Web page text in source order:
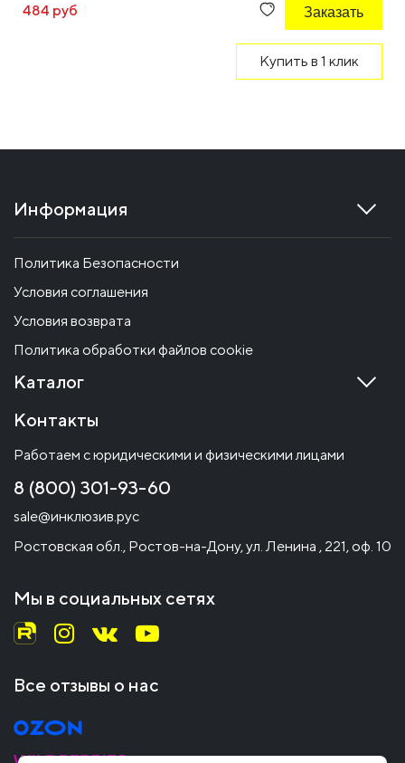
484 руб Заказать
Купить в 1 клик
Информация
Политика Безопасности
Условия соглашения
Условия возврата
Политика обработки файлов cookie
Каталог
Контакты
Работаем с юридическими и физическими лицами
8 (800) 301-93-60
sale@инклюзив.рус
Ростовская обл., Ростов-на-Дону, ул. Ленина , 221, оф. 10
Мы в социальных сетях
Все отзывы о нас